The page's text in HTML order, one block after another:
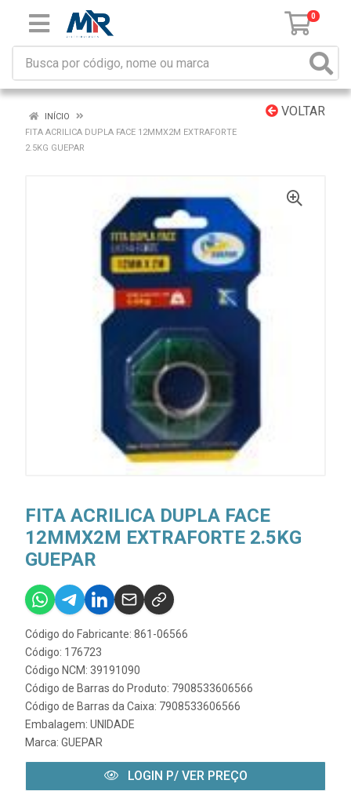
0
VOLTAR
INÍCIO
FITA ACRILICA DUPLA FACE 12MMX2M EXTRAFORTE
2.5KG GUEPAR
FITA ACRILICA DUPLA FACE
12MMX2M EXTRAFORTE 2.5KG
GUEPAR
Código do Fabricante: 861-06566
Código: 176723
Código NCM: 39191090
Código de Barras do Produto: 7908533606566
Código de Barras da Caixa: 7908533606566
Embalagem: UNIDADE
Marca: GUEPAR
LOGIN P/ VER PREÇO